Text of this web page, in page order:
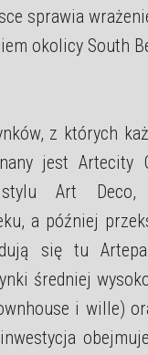
sprawia
okolicy South
z których
jest Artecity
Art Deco,
a później
się tu
średniej
i wille)